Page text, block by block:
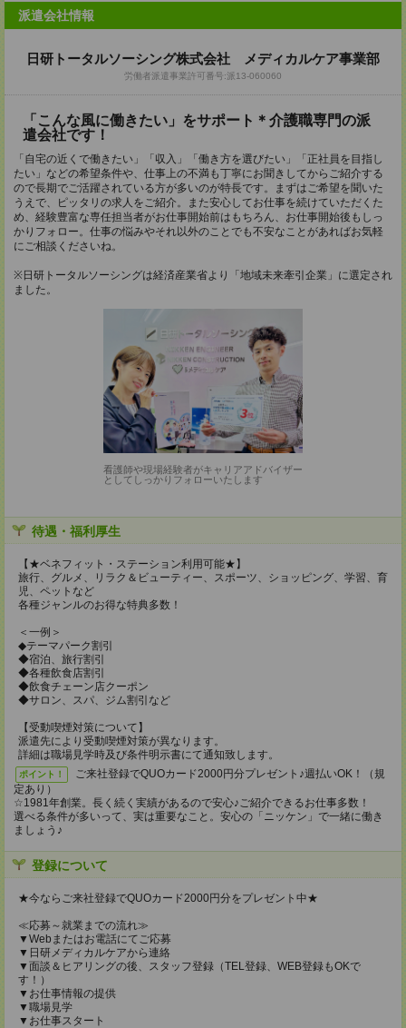
派遣会社情報
日研トータルソーシング株式会社 メディカルケア事業部
労働者派遣事業許可番号:派13-060060
「こんな風に働きたい」をサポート＊介護職専門の派
遣会社です！
「自宅の近くで働きたい」「収入」「働き方を選びたい」「正社員を目指し
たい」などの希望条件や、仕事上の不満も丁寧にお聞きしてからご紹介する
ので長期でご活躍されている方が多いのが特長です。まずはご希望を聞いた
うえで、ピッタリの求人をご紹介。また安心してお仕事を続けていただくた
め、経験豊富な専任担当者がお仕事開始前はもちろん、お仕事開始後もしっ
かりフォロー。仕事の悩みやそれ以外のことでも不安なことがあればお気軽
にご相談くださいね。
※日研トータルソーシングは経済産業省より「地域未来牽引企業」に選定され
ました。
看護師や現場経験者がキャリアアドバイザー
としてしっかりフォローいたします
待遇・福利厚生
【★ベネフィット・ステーション利用可能★】
旅行、グルメ、リラク＆ビューティー、スポーツ、ショッピング、学習、育
児、ペットなど
各種ジャンルのお得な特典多数！
＜一例＞
◆テーマパーク割引
◆宿泊、旅行割引
◆各種飲食店割引
◆飲食チェーン店クーポン
◆サロン、スパ、ジム割引など
【受動喫煙対策について】
派遣先により受動喫煙対策が異なります。
詳細は職場見学時及び条件明示書にて通知致します。
ポイント！
ご来社登録でQUOカード2000円分プレゼント♪週払いOK！（規
定あり）
☆1981年創業。長く続く実績があるので安心♪ご紹介できるお仕事多数！
選べる条件が多いって、実は重要なこと。安心の「ニッケン」で一緒に働き
ましょう♪
登録について
★今ならご来社登録でQUOカード2000円分をプレゼント中★
≪応募～就業までの流れ≫
▼Webまたはお電話にてご応募
▼日研メディカルケアから連絡
▼面談＆ヒアリングの後、スタッフ登録（TEL登録、WEB登録もOKで
す！）
▼お仕事情報の提供
▼職場見学
▼お仕事スタート